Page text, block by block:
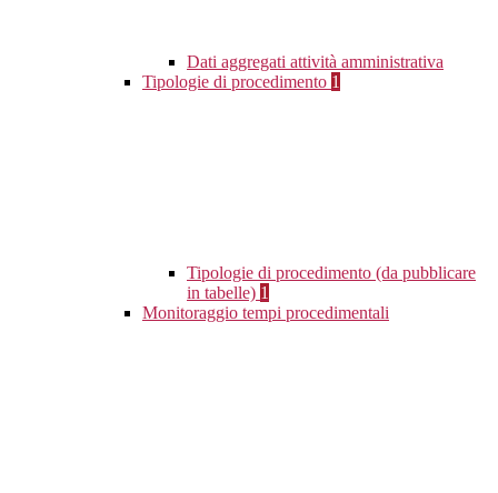
Dati aggregati attività amministrativa
Tipologie di procedimento 1
Tipologie di procedimento (da pubblicare
in tabelle) 1
Monitoraggio tempi procedimentali